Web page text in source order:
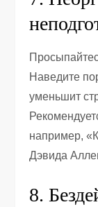
Наведите
уменьшит
например,
Дэвида
8.